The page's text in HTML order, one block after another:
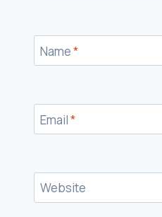
Name*
Email*
Website